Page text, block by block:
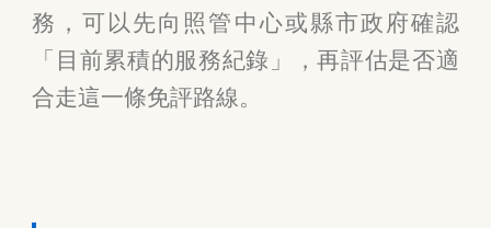
務，可以先向照管中心或縣市政府確認
「目前累積的服務紀錄」，再評估是否適
合走這一條免評路線。